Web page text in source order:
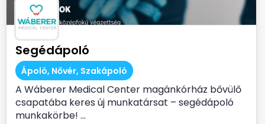
Segédápoló
Ápoló, Nővér, Szakápoló
A Wáberer Medical Center magánkórház bővülő
csapatába keres új munkatársat – segédápoló
munkakörbe! ...